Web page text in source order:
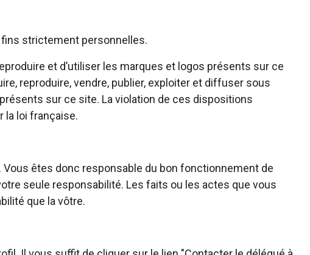
strictement personnelles.
et d’utiliser les marques et logos présents sur ce
reproduire, vendre, publier, exploiter et diffuser sous
sur ce site. La violation de ces dispositions
la loi française.
Vous êtes donc responsable du bon fonctionnement de
seule responsabilité. Les faits ou les actes que vous
que la vôtre.